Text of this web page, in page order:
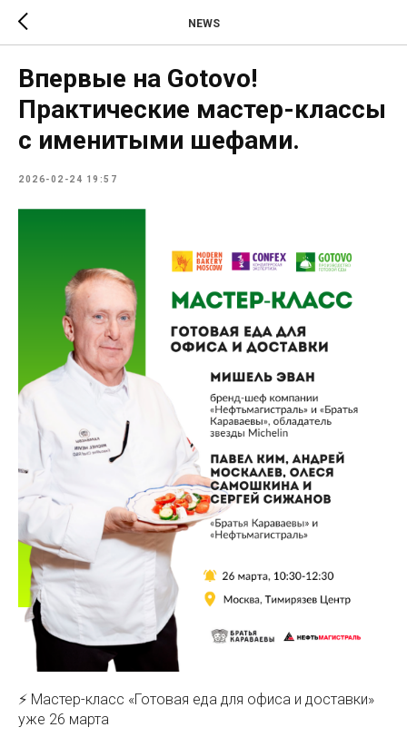
NEWS
Впервые на Gotovo!
Практические мастер-классы
с именитыми шефами.
2026-02-24 19:57
⚡️ Мастер-класс «Готовая еда для офиса и доставки»
уже 26 марта